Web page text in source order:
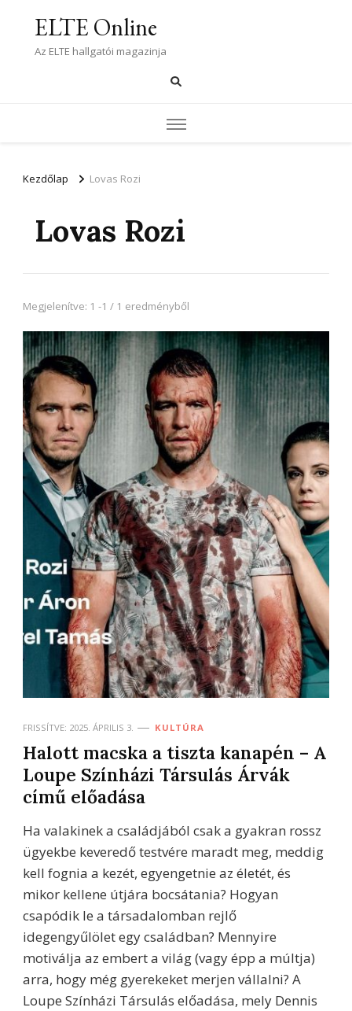
ELTE Online
Az ELTE hallgatói magazinja
Kezdőlap Lovas Rozi
Lovas Rozi
Megjelenítve: 1 -1 / 1 eredményből
FRISSÍTVE: 2025. ÁPRILIS 3. KULTÚRA
Halott macska a tiszta kanapén – A
Loupe Színházi Társulás Árvák
című előadása
Ha valakinek a családjából csak a gyakran rossz
ügyekbe keveredő testvére maradt meg, meddig
kell fognia a kezét, egyengetnie az életét, és
mikor kellene útjára bocsátania? Hogyan
csapódik le a társadalomban rejlő
idegengyűlölet egy családban? Mennyire
motiválja az embert a világ (vagy épp a múltja)
arra, hogy még gyerekeket merjen vállalni? A
Loupe Színházi Társulás előadása, mely Dennis